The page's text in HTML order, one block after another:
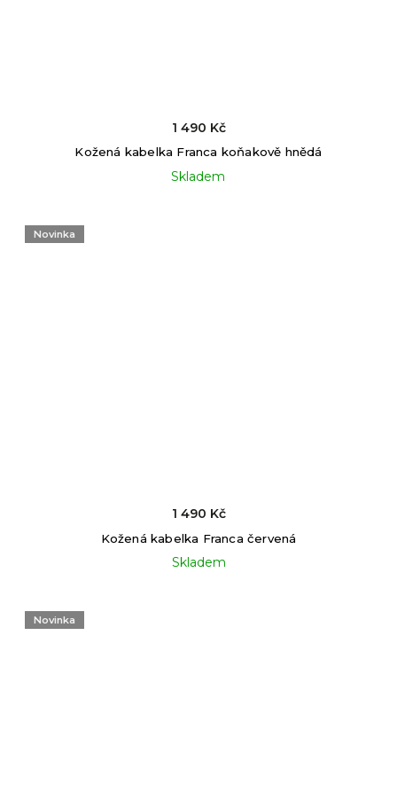
Kožená kabelka Franca koňakově hnědá
Skladem
1 490 Kč
Novinka
Kožená kabelka Franca červená
Skladem
1 490 Kč
Novinka